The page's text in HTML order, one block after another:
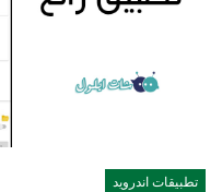
تطبيقات اندرويد